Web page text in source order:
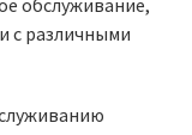
обслуживание,
с различными